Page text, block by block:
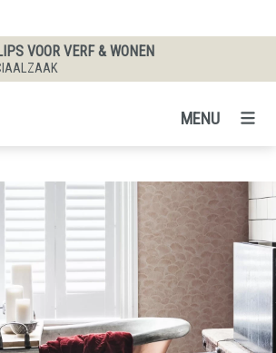
VOOR VERF & WONEN
MENU